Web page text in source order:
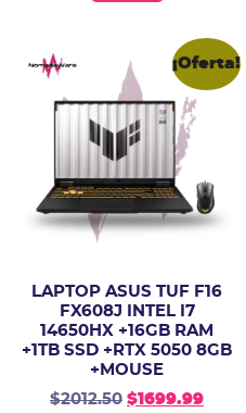
¡Oferta!
LAPTOP ASUS TUF F16
FX608J INTEL I7
14650HX +16GB RAM
+1TB SSD +RTX 5050 8GB
+MOUSE
$2012.50 $1699.99